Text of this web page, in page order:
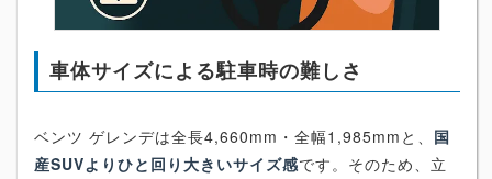
車体サイズによる駐車時の難しさ
ベンツ ゲレンデは全長4,660mm・全幅1,985mmと、 国
産SUVよりひと回り大きいサイズ感です。そのため、立